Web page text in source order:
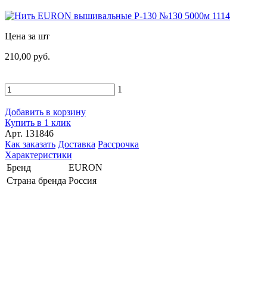
Цена за шт
210,00 руб.
1
Добавить в корзину
Купить в 1 клик
Арт. 131846
Как заказать Доставка Рассрочка
Характеристики
Бренд
EURON
Страна бренда Россия